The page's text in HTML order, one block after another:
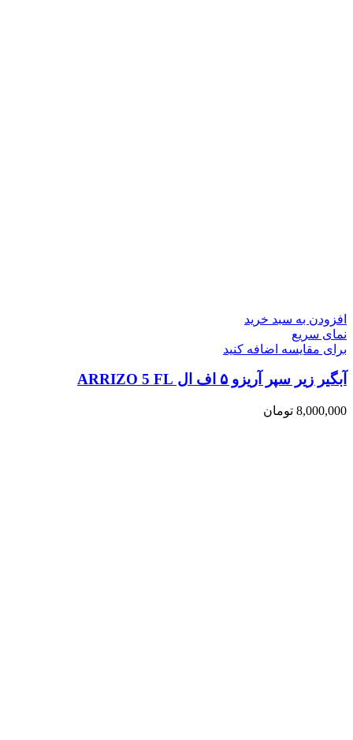
افزودن به سبد خرید
نمای سریع
برای مقایسه اضافه کنید
آبگیر زیر سپر آریزو ۵ اف ال ARRIZO 5 FL
8,000,000 تومان